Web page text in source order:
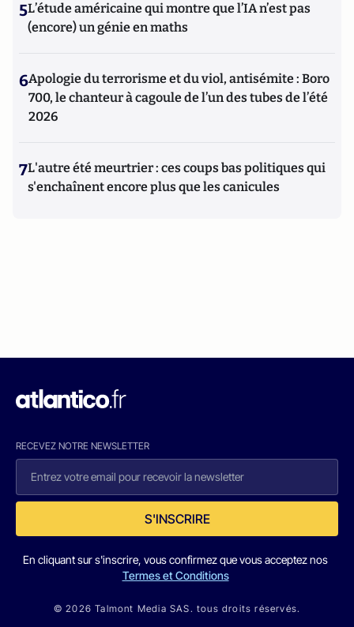
5L’étude américaine qui montre que l’IA n’est pas
(encore) un génie en maths
6Apologie du terrorisme et du viol, antisémite : Boro
700, le chanteur à cagoule de l’un des tubes de l’été
2026
7L'autre été meurtrier : ces coups bas politiques qui
s'enchaînent encore plus que les canicules
RECEVEZ NOTRE NEWSLETTER
S'INSCRIRE
En cliquant sur s'inscrire, vous confirmez que vous acceptez nos
Termes et Conditions
© 2026 Talmont Media SAS. tous droits réservés.